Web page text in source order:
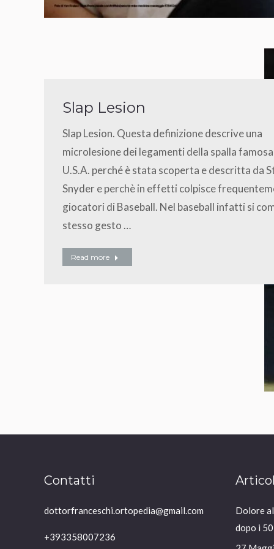
Slap Lesion
Slap Lesion. Questa definizione descrive una
microlesione dei legamenti della spalla
U.S.A. perché è stata scoperta e descritta da
Snyder e perchè in effetti colpisce
giocatori di Baseball. Nel baseball infatti si
stesso gesto …
Read more
Contatti
dottorfranceschi.ortopedia@gmail.com
+393358007236
Dolore
dopo i